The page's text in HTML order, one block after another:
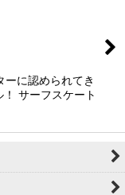
に認められてき
サーフスケート